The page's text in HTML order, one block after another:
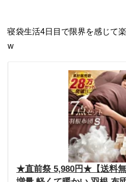
寝袋生活4日目で限界を感じて
w
★直前祭 5,980円★【送料